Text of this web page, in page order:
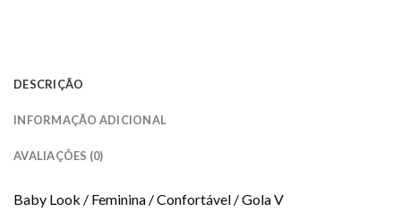
DESCRIÇÃO
INFORMAÇÃO ADICIONAL
AVALIAÇÕES (0)
Baby Look / Feminina / Confortável / Gola V